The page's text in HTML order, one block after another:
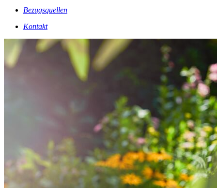
Bezugsquellen
Kontakt